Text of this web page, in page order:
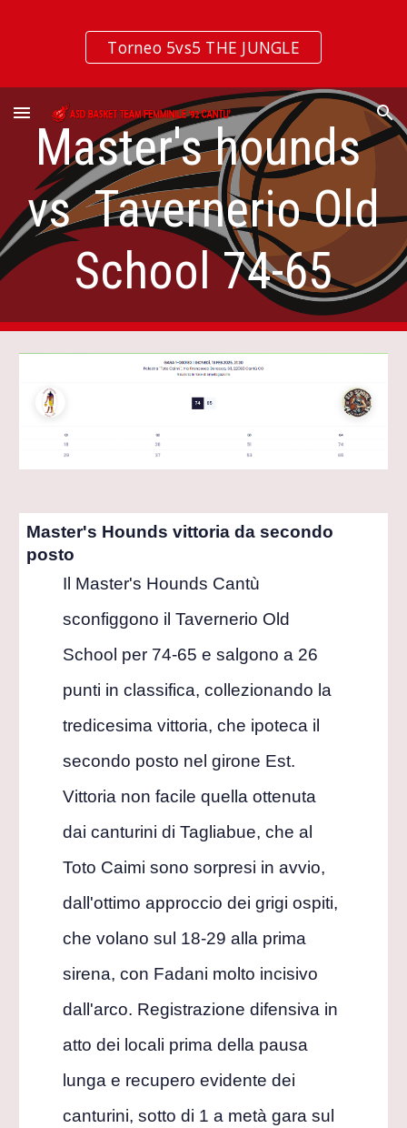
Skip to main content Skip to navigation
Torneo 5vs5 THE JUNGLE
Master's hounds
vs Tavernerio Old
School 74-65
Master's Hounds vittoria da secondo
posto
Il Master's Hounds Cantù
sconfiggono il Tavernerio Old
School per 74-65 e salgono a 26
punti in classifica, collezionando la
tredicesima vittoria, che ipoteca il
secondo posto nel girone Est.
Vittoria non facile quella ottenuta
dai canturini di Tagliabue, che al
Toto Caimi sono sorpresi in avvio,
dall'ottimo approccio dei grigi ospiti,
che volano sul 18-29 alla prima
sirena, con Fadani molto incisivo
dall'arco. Registrazione difensiva in
atto dei locali prima della pausa
lunga e recupero evidente dei
canturini, sotto di 1 a metà gara sul